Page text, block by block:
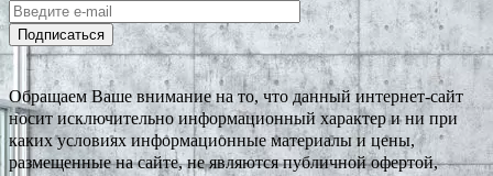
Подписаться
Обращаем Ваше внимание на то, что данный интернет-сайт
носит исключительно информационный характер и ни при
каких условиях информационные материалы и цены,
размещенные на сайте, не являются публичной офертой,